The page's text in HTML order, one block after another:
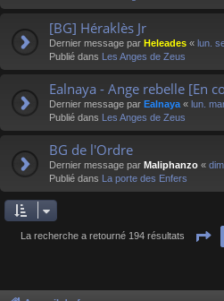
[BG] Héraklès Jr
Dernier message par Heleades « lun.
Publié dans Les Anges de Zeus
Ealnaya - Ange rebelle [En
Dernier message par Ealnaya « lun.
Publié dans Les Anges de Zeus
BG de l'Ordre
Dernier message par Maliphanzo «
Publié dans La porte des Enfers
La recherche a retourné 194 résultats